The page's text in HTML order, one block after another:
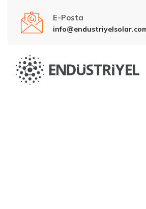
E-Posta